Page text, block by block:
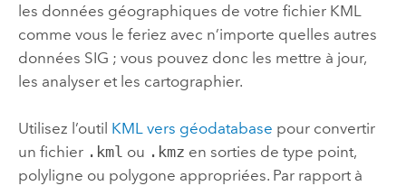
les données géographiques de votre fichier KML
comme vous le feriez avec n’importe quelles autres
données SIG ; vous pouvez donc les mettre à jour,
les analyser et les cartographier.
Utilisez l’outil KML vers géodatabase pour convertir
un fichier .kml ou .kmz en sorties de type point,
polyligne ou polygone appropriées. Par rapport à